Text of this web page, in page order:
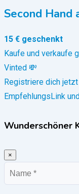
Second Hand
15 € geschenkt
Kaufe und verkaufe
Vinted 💸
Registriere dich
EmpfehlungsLink
Wunderschöner
×
Name